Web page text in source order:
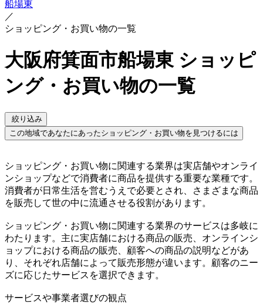
船場東
／
ショッピング・お買い物の一覧
大阪府箕面市船場東 ショッピ
ング・お買い物の一覧
絞り込み
この地域であなたにあったショッピング・お買い物を見つけるには
ショッピング・お買い物に関連する業界は実店舗やオンライ
ンショップなどで消費者に商品を提供する重要な業種です。
消費者が日常生活を営むうえで必要とされ、さまざまな商品
を販売して世の中に流通させる役割があります。
ショッピング・お買い物に関連する業界のサービスは多岐に
わたります。主に実店舗における商品の販売、オンラインシ
ョップにおける商品の販売、顧客への商品の説明などがあ
り、それぞれ店舗によって販売形態が違います。顧客のニー
ズに応じたサービスを選択できます。
サービスや事業者選びの観点